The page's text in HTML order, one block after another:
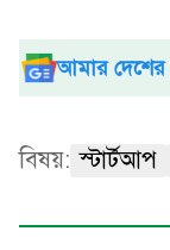
আমার
বিষয়: স্টার্টআপ